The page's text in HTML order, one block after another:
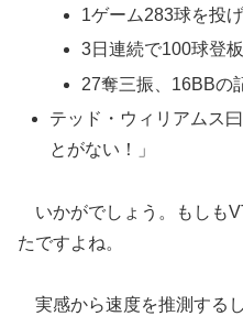
1ゲーム283球を投
3日連続で100球登板
27奪三振、16BBの
テッド・ウィリアムス
とがない！」
いかがでしょう。もしも
たですよね。
実感から速度を推測する